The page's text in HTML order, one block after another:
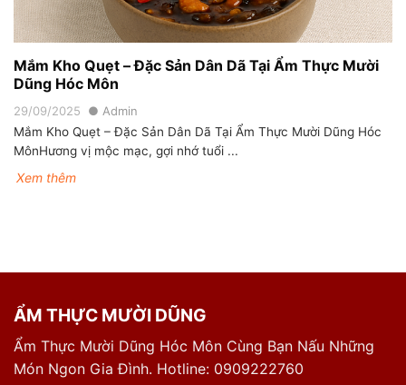
Mắm Kho Quẹt – Đặc Sản Dân Dã Tại Ẩm Thực Mười
Dũng Hóc Môn
29/09/2025
Admin
Mắm Kho Quẹt – Đặc Sản Dân Dã Tại Ẩm Thực Mười Dũng Hóc
MônHương vị mộc mạc, gợi nhớ tuổi ...
Xem thêm
ẨM THỰC MƯỜI DŨNG
Ẩm Thực Mười Dũng Hóc Môn Cùng Bạn Nấu Những
Món Ngon Gia Đình. Hotline: 0909222760